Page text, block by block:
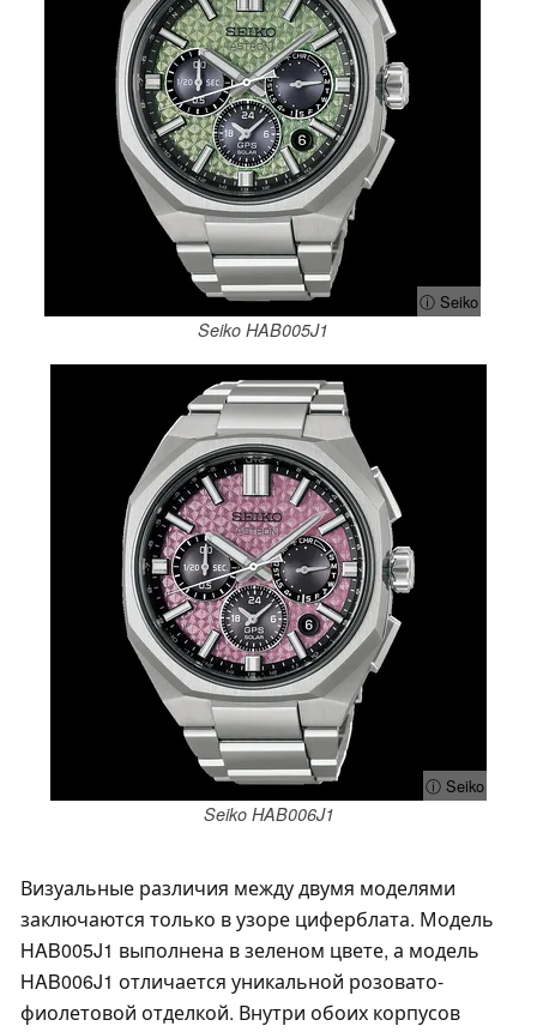
ⓘ Seiko
Seiko HAB005J1
ⓘ Seiko
Seiko HAB006J1
Визуальные различия между двумя моделями
заключаются только в узоре циферблата. Модель
HAB005J1 выполнена в зеленом цвете, а модель
HAB006J1 отличается уникальной розовато-
фиолетовой отделкой. Внутри обоих корпусов